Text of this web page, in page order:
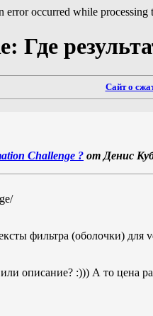
error occurred while processing
Где
Сайт о
Challenge ? от Денис
фильтра (оболочки)
описание? :))) А то цена